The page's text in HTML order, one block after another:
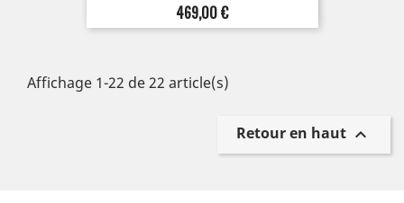
Prix
469,00 €
Affichage 1-22 de 22 article(s)
Retour en haut 